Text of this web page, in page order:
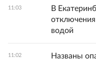
11:03
В
водой
11:02
Названы